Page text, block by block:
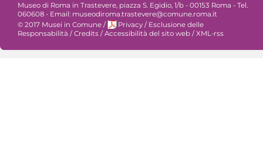
Museo di Roma in Trastevere, piazza S. Egidio, 1/b - 00153 Roma - Tel.
060608 - Email: museodiroma.trastevere@comune.roma.it
© 2017 Musei in Comune / Privacy / Esclusione delle
Responsabilità /Credits /Accessibilità del sito web /XML-rss